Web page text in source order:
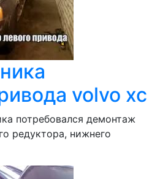
volvo xc
потребовался демонтаж
редуктора, нижнего